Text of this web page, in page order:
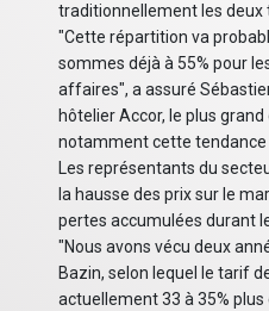
traditionnellement les deux
"Cette répartition va
sommes déjà à 55% pour
affaires", a assuré
hôtelier Accor, le plus
notamment cette tendance
Les représentants du
la hausse des prix sur le
pertes accumulées durant
"Nous avons vécu deux
Bazin, selon lequel le tarif
actuellement 33 à 35%